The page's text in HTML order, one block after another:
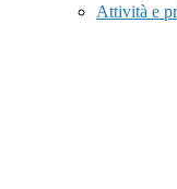
Attività e